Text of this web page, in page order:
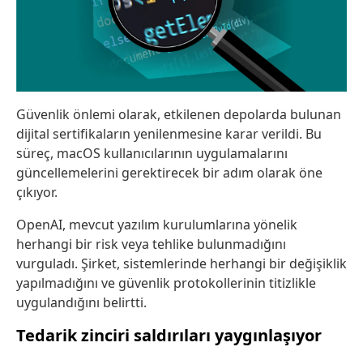
Güvenlik önlemi olarak, etkilenen depolarda bulunan
dijital sertifikaların yenilenmesine karar verildi. Bu
süreç, macOS kullanıcılarının uygulamalarını
güncellemelerini gerektirecek bir adım olarak öne
çıkıyor.
OpenAI, mevcut yazılım kurulumlarına yönelik
herhangi bir risk veya tehlike bulunmadığını
vurguladı. Şirket, sistemlerinde herhangi bir değişiklik
yapılmadığını ve güvenlik protokollerinin titizlikle
uygulandığını belirtti.
Tedarik zinciri saldırıları yaygınlaşıyor